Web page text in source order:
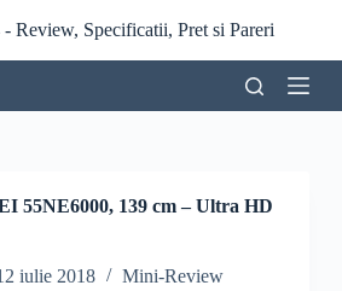
Review, Specificatii, Pret si Pareri
55NE6000, 139 cm – Ultra HD
iulie 2018 Mini-Review